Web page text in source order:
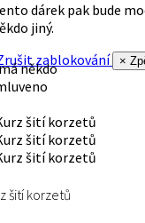
dárek pak bude
jiný.
zablokování
×
někdo
šití korzetů